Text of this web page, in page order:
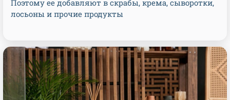
Поэтому ее добавляют в скрабы, крема, сыворотки,
лосьоны и прочие продукты